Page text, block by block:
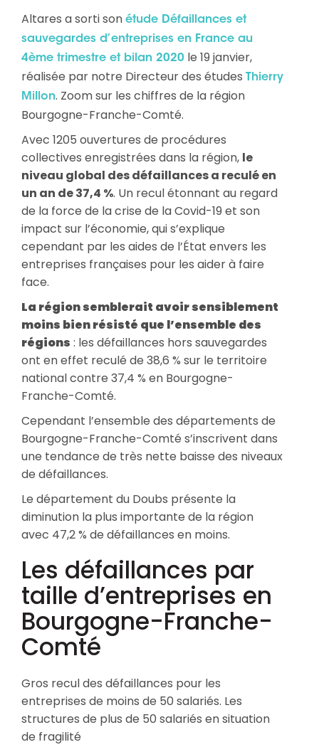
Altares a sorti son étude Défaillances et
sauvegardes d’entreprises en France au
4ème trimestre et bilan 2020 le 19 janvier,
réalisée par notre Directeur des études
Thierry
Millon. Zoom sur les chiffres de la région
Bourgogne-Franche-Comté.
Avec 1205 ouvertures de procédures
collectives enregistrées dans la région, le
niveau global des défaillances a reculé en
un an de 37,4 %. Un recul étonnant au regard
de la force de la crise de la Covid-19 et son
impact sur l’économie, qui s’explique
cependant par les aides de l’État envers les
entreprises françaises pour les aider à faire
face.
La région semblerait avoir sensiblement
moins bien résisté que l’ensemble des
régions : les défaillances hors sauvegardes
ont en effet reculé de 38,6 % sur le territoire
national contre 37,4 % en Bourgogne-
Franche-Comté.
Cependant l’ensemble des départements de
Bourgogne-Franche-Comté s’inscrivent dans
une tendance de très nette baisse des niveaux
de défaillances.
Le département du Doubs présente la
diminution la plus importante de la région
avec 47,2 % de défaillances en moins.
Les défaillances par
taille d’entreprises en
Bourgogne-Franche-
Comté
Gros recul des défaillances pour les
entreprises de moins de 50 salariés. Les
structures de plus de 50 salariés en situation
de fragilité